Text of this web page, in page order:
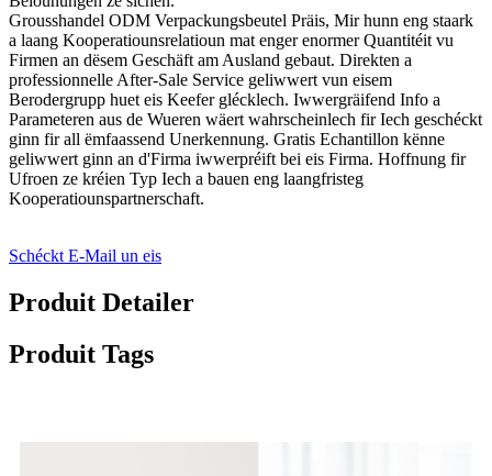
Grousshandel ODM Verpackungsbeutel Präis, Mir hunn eng staark
a laang Kooperatiounsrelatioun mat enger enormer Quantitéit vu
Firmen an dësem Geschäft am Ausland gebaut. Direkten a
professionnelle After-Sale Service geliwwert vun eisem
Berodergrupp huet eis Keefer glécklech. Iwwergräifend Info a
Parameteren aus de Wueren wäert wahrscheinlech fir Iech geschéckt
ginn fir all ëmfaassend Unerkennung. Gratis Echantillon kënne
geliwwert ginn an d'Firma iwwerpréift bei eis Firma. Hoffnung fir
Ufroen ze kréien Typ Iech a bauen eng laangfristeg
Kooperatiounspartnerschaft.
Schéckt E-Mail un eis
Produit Detailer
Produit Tags